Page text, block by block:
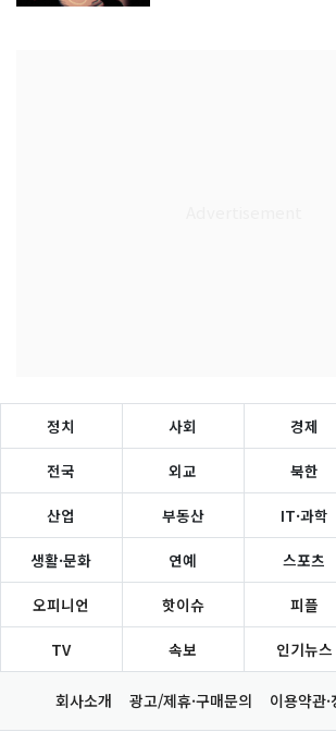
정치 사회 경제
전국 외교 북한
산업 부동산 IT·과학
생활·문화 연예 스포츠
오피니언 핫이슈 피플
TV 속보 인기뉴스
회사소개 광고/제휴·구매문의 이용약관·